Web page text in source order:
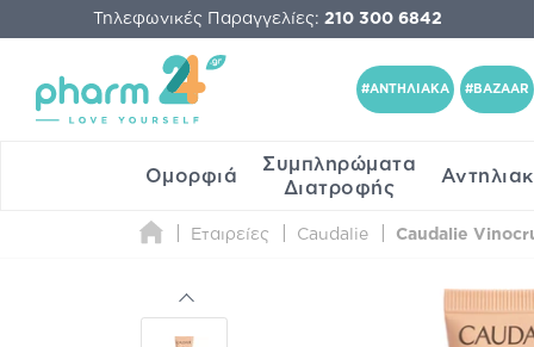
Τηλεφωνικές Παραγγελίες: 210 300 6842
#ΑΝΤΗΛΙΑΚΑ #BAZAAR
Ομορφιά
Συμπληρώματα
Διατροφής
Εταιρείες Caudalie Caudalie